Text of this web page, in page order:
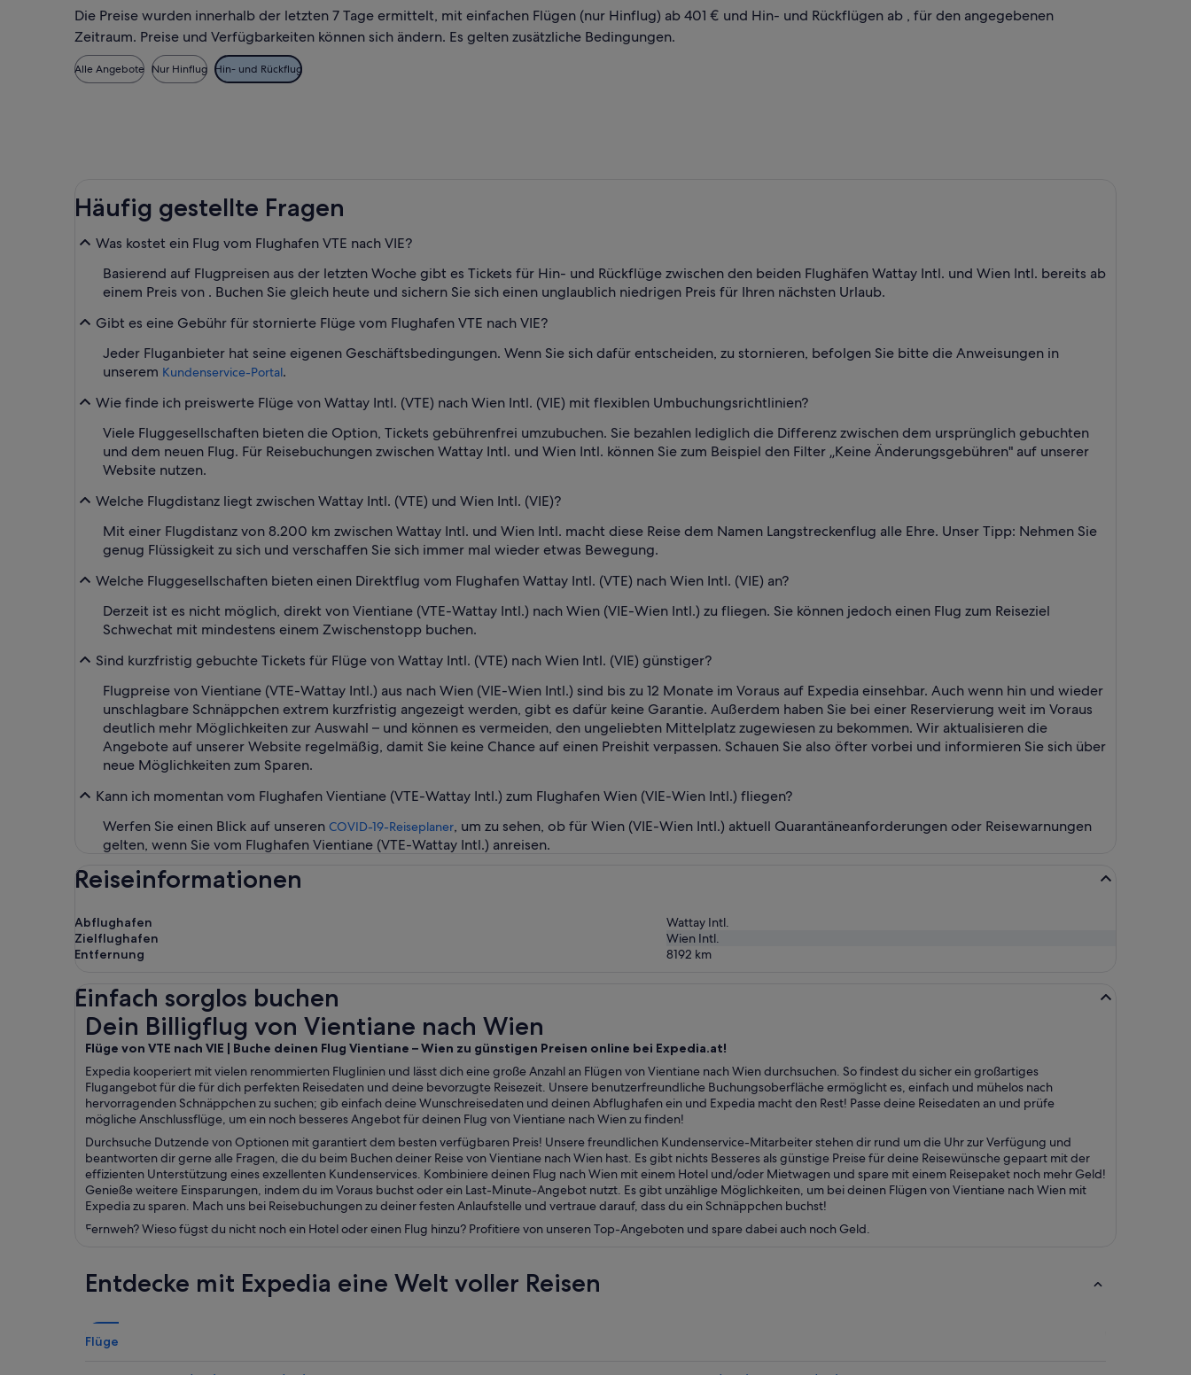
Die Preise wurden innerhalb der letzten 7 Tage ermittelt, mit einfachen Flügen (nur Hinflug) ab 401 € und Hin- und Rückflügen ab , für den angegebenen
Zeitraum. Preise und Verfügbarkeiten können sich ändern. Es gelten zusätzliche Bedingungen.
Alle Angebote Nur Hinflug Hin- und Rückflug
Häufig gestellte Fragen
Was kostet ein Flug vom Flughafen VTE nach VIE?
Basierend auf Flugpreisen aus der letzten Woche gibt es Tickets für Hin- und Rückflüge zwischen den beiden Flughäfen Wattay Intl. und Wien Intl. bereits ab
einem Preis von . Buchen Sie gleich heute und sichern Sie sich einen unglaublich niedrigen Preis für Ihren nächsten Urlaub.
Gibt es eine Gebühr für stornierte Flüge vom Flughafen VTE nach VIE?
Jeder Fluganbieter hat seine eigenen Geschäftsbedingungen. Wenn Sie sich dafür entscheiden, zu stornieren, befolgen Sie bitte die Anweisungen in
unserem Kundenservice-Portal.
Wie finde ich preiswerte Flüge von Wattay Intl. (VTE) nach Wien Intl. (VIE) mit flexiblen Umbuchungsrichtlinien?
Viele Fluggesellschaften bieten die Option, Tickets gebührenfrei umzubuchen. Sie bezahlen lediglich die Differenz zwischen dem ursprünglich gebuchten
und dem neuen Flug. Für Reisebuchungen zwischen Wattay Intl. und Wien Intl. können Sie zum Beispiel den Filter „Keine Änderungsgebühren" auf unserer
Website nutzen.
Welche Flugdistanz liegt zwischen Wattay Intl. (VTE) und Wien Intl. (VIE)?
Mit einer Flugdistanz von 8.200 km zwischen Wattay Intl. und Wien Intl. macht diese Reise dem Namen Langstreckenflug alle Ehre. Unser Tipp: Nehmen Sie
genug Flüssigkeit zu sich und verschaffen Sie sich immer mal wieder etwas Bewegung.
Welche Fluggesellschaften bieten einen Direktflug vom Flughafen Wattay Intl. (VTE) nach Wien Intl. (VIE) an?
Derzeit ist es nicht möglich, direkt von Vientiane (VTE-Wattay Intl.) nach Wien (VIE-Wien Intl.) zu fliegen. Sie können jedoch einen Flug zum Reiseziel
Schwechat mit mindestens einem Zwischenstopp buchen.
Sind kurzfristig gebuchte Tickets für Flüge von Wattay Intl. (VTE) nach Wien Intl. (VIE) günstiger?
Flugpreise von Vientiane (VTE-Wattay Intl.) aus nach Wien (VIE-Wien Intl.) sind bis zu 12 Monate im Voraus auf Expedia einsehbar. Auch wenn hin und wieder
unschlagbare Schnäppchen extrem kurzfristig angezeigt werden, gibt es dafür keine Garantie. Außerdem haben Sie bei einer Reservierung weit im Voraus
deutlich mehr Möglichkeiten zur Auswahl – und können es vermeiden, den ungeliebten Mittelplatz zugewiesen zu bekommen. Wir aktualisieren die
Angebote auf unserer Website regelmäßig, damit Sie keine Chance auf einen Preishit verpassen. Schauen Sie also öfter vorbei und informieren Sie sich über
neue Möglichkeiten zum Sparen.
Kann ich momentan vom Flughafen Vientiane (VTE-Wattay Intl.) zum Flughafen Wien (VIE-Wien Intl.) fliegen?
Werfen Sie einen Blick auf unseren COVID-19-Reiseplaner, um zu sehen, ob für Wien (VIE-Wien Intl.) aktuell Quarantäneanforderungen oder Reisewarnungen
gelten, wenn Sie vom Flughafen Vientiane (VTE-Wattay Intl.) anreisen.
Reiseinformationen
Abflughafen
Wattay Intl.
Zielflughafen
Wien Intl.
Entfernung
8192 km
Einfach sorglos buchen
Dein Billigflug von Vientiane nach Wien
Flüge von VTE nach VIE | Buche deinen Flug Vientiane – Wien zu günstigen Preisen online bei Expedia.at!
Expedia kooperiert mit vielen renommierten Fluglinien und lässt dich eine große Anzahl an Flügen von Vientiane nach Wien durchsuchen. So findest du sicher ein großartiges
Flugangebot für die für dich perfekten Reisedaten und deine bevorzugte Reisezeit. Unsere benutzerfreundliche Buchungsoberfläche ermöglicht es, einfach und mühelos nach
hervorragenden Schnäppchen zu suchen; gib einfach deine Wunschreisedaten und deinen Abflughafen ein und Expedia macht den Rest! Passe deine Reisedaten an und prüfe
mögliche Anschlussflüge, um ein noch besseres Angebot für deinen Flug von Vientiane nach Wien zu finden!
Durchsuche Dutzende von Optionen mit garantiert dem besten verfügbaren Preis! Unsere freundlichen Kundenservice-Mitarbeiter stehen dir rund um die Uhr zur Verfügung und
beantworten dir gerne alle Fragen, die du beim Buchen deiner Reise von Vientiane nach Wien hast. Es gibt nichts Besseres als günstige Preise für deine Reisewünsche gepaart mit der
effizienten Unterstützung eines exzellenten Kundenservices. Kombiniere deinen Flug nach Wien mit einem Hotel und/oder Mietwagen und spare mit einem Reisepaket noch mehr Geld!
Genieße weitere Einsparungen, indem du im Voraus buchst oder ein Last-Minute-Angebot nutzt. Es gibt unzählige Möglichkeiten, um bei deinen Flügen von Vientiane nach Wien mit
Expedia zu sparen. Mach uns bei Reisebuchungen zu deiner festen Anlaufstelle und vertraue darauf, dass du ein Schnäppchen buchst!
Fernweh? Wieso fügst du nicht noch ein Hotel oder einen Flug hinzu? Profitiere von unseren Top-Angeboten und spare dabei auch noch Geld.
Dein Billigflug von Vientiane nach Wien
Entdecke mit Expedia eine Welt voller Reisen
Flüge